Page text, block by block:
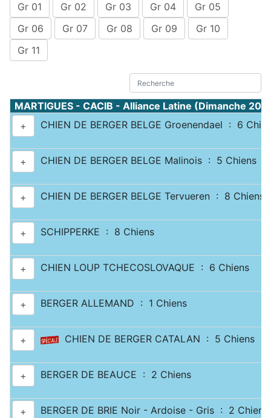
Gr 01 Gr 02 Gr 03 Gr 04
Gr 05
Gr 06
Gr 07 Gr 08 Gr 09
Gr 10
Gr 11
MARTIGUES - CACIB - Alliance Latine (Dimanche
+
CHIEN DE BERGER BELGE Groenendael : 6
+ CHIEN DE BERGER BELGE Malinois : 5 Chiens
+ CHIEN DE BERGER BELGE Tervueren : 8 Chiens
+ SCHIPPERKE : 8 Chiens
+ CHIEN LOUP TCHECOSLOVAQUE : 6 Chiens
+ BERGER ALLEMAND : 1 Chiens
+ CHIEN DE BERGER CATALAN : 5 Chiens
+ BERGER DE BEAUCE : 2 Chiens
+ BERGER DE BRIE Noir - Ardoise - Gris : 2 Chiens